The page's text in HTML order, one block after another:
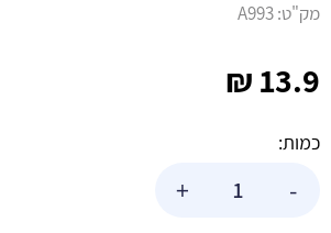
13.9
₪
כמות:
-
+
מק"ט:A993